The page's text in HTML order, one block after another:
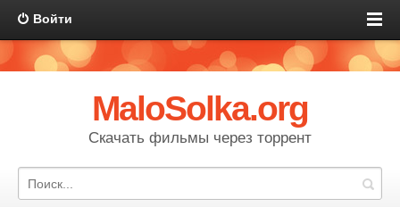
Войти
MaloSolka.org
Скачать фильмы через торрент